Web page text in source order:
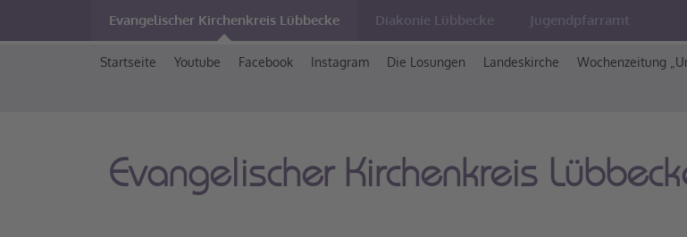
Evangelischer Kirchenkreis Lübbecke Diakonie Lübbecke Jugendpfarramt
Startseite Youtube Facebook Instagram Die Losungen Landeskirche Wochenzeitung
Evangelischer Kirchenkreis